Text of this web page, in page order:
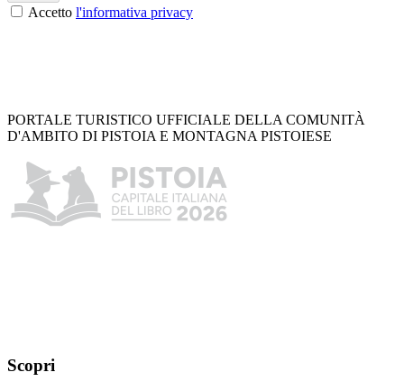
Accetto l'informativa privacy
PORTALE TURISTICO UFFICIALE DELLA COMUNITÀ
D'AMBITO DI PISTOIA E MONTAGNA PISTOIESE
Scopri